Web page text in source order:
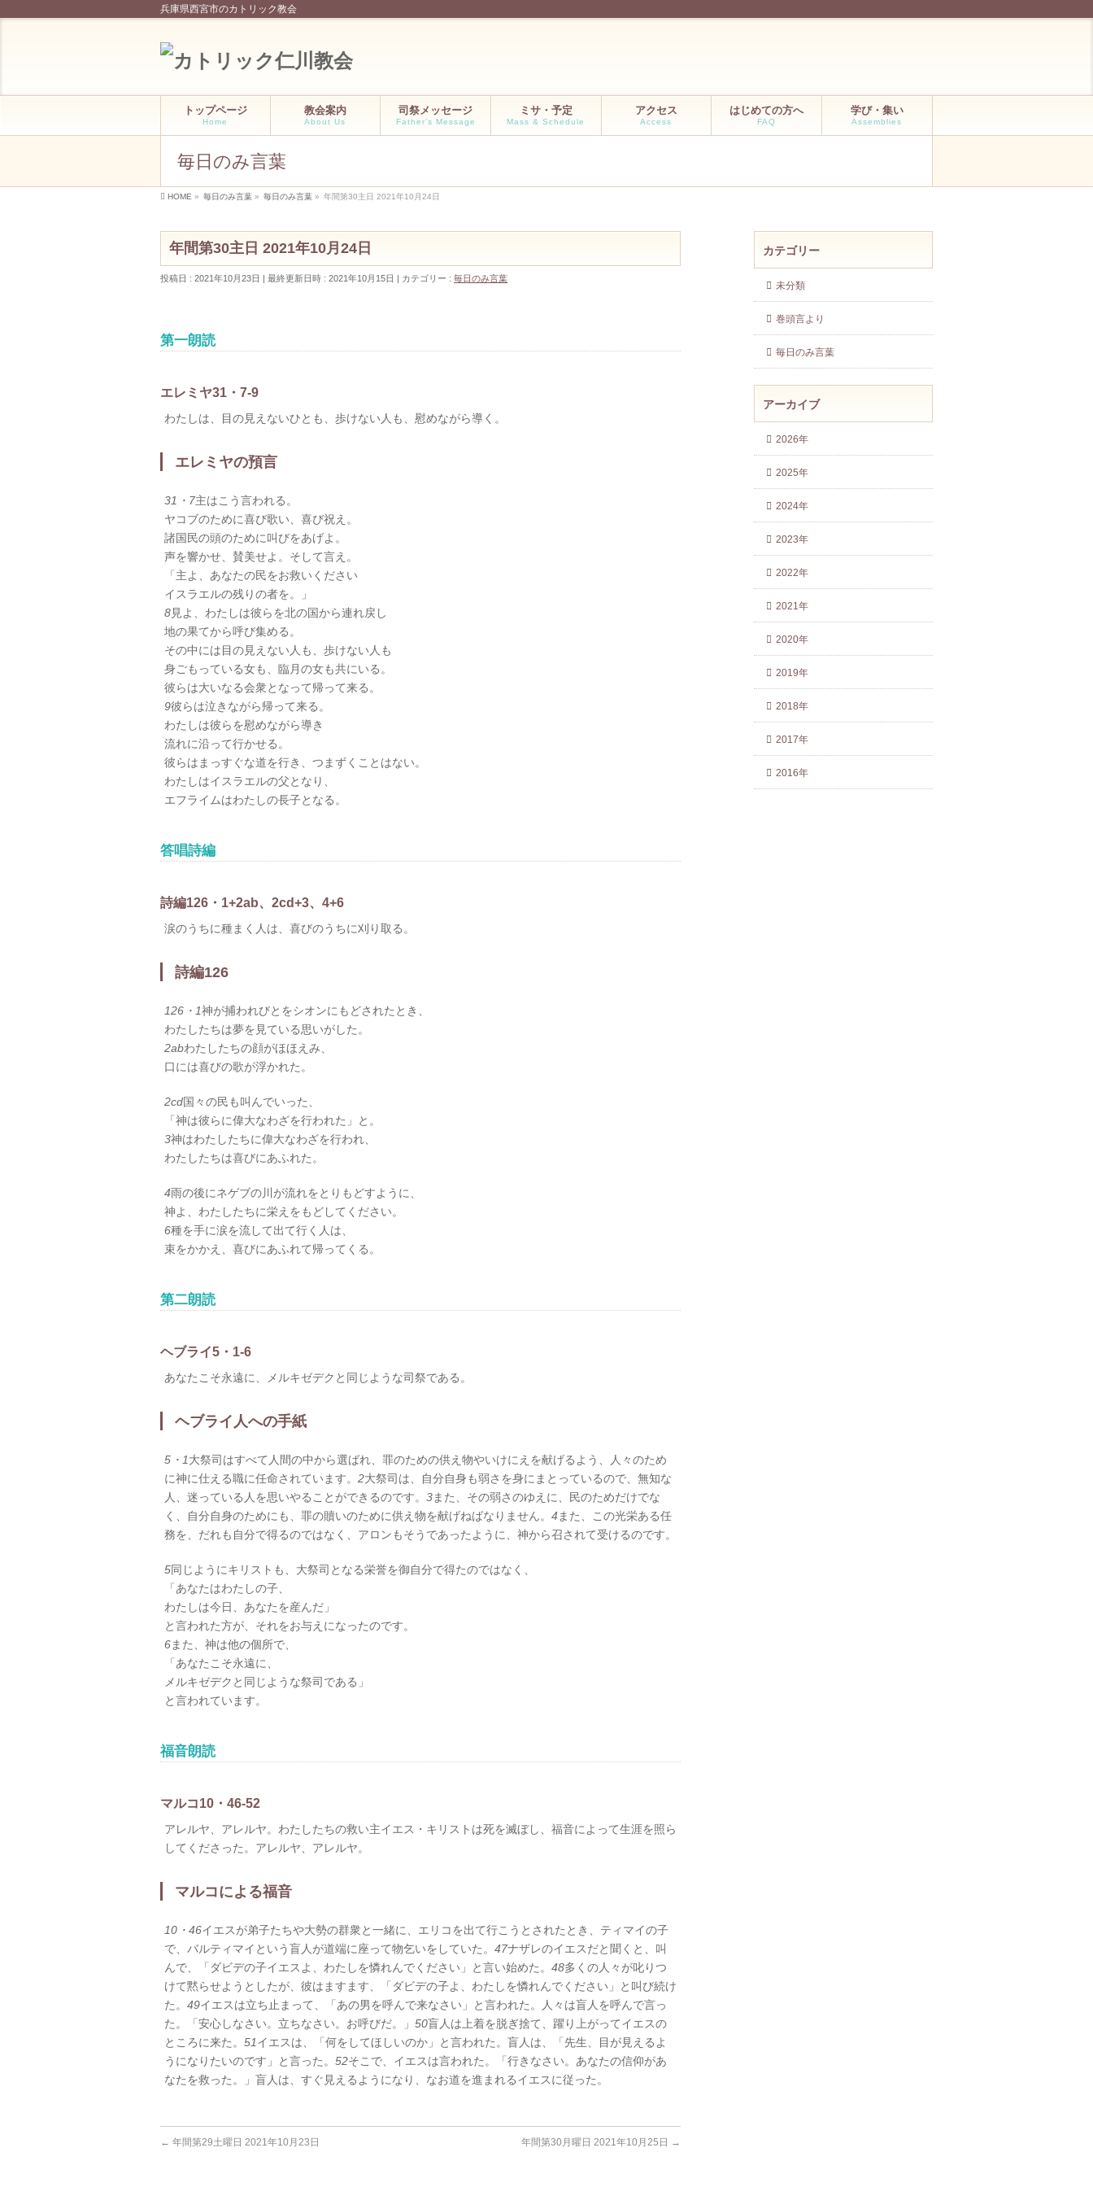
兵庫県西宮市のカトリック教会
トップページ
Home
教会案内
About Us
司祭メッセージ
Father’s Message
ミサ・予定
Mass & Schedule
アクセス
Access
はじめての方へ
FAQ
学び・集い
Assemblies
毎日のみ言葉
HOME » 毎日のみ言葉 » 毎日のみ言葉 » 年間第30主日 2021年10月24日
年間第30主日 2021年10月24日
投稿日 : 2021年10月23日 最終更新日時 : 2021年10月15日 カテゴリー : 毎日のみ言葉
第一朗読
エレミヤ31・7-9
わたしは、目の見えないひとも、歩けない人も、慰めながら導く。
エレミヤの預言
31・7主はこう言われる。
ヤコブのために喜び歌い、喜び祝え。
諸国民の頭のために叫びをあげよ。
声を響かせ、賛美せよ。そして言え。
「主よ、あなたの民をお救いください
イスラエルの残りの者を。」
8見よ、わたしは彼らを北の国から連れ戻し
地の果てから呼び集める。
その中には目の見えない人も、歩けない人も
身ごもっている女も、臨月の女も共にいる。
彼らは大いなる会衆となって帰って来る。
9彼らは泣きながら帰って来る。
わたしは彼らを慰めながら導き
流れに沿って行かせる。
彼らはまっすぐな道を行き、つまずくことはない。
わたしはイスラエルの父となり、
エフライムはわたしの長子となる。
答唱詩編
詩編126・1+2ab、2cd+3、4+6
涙のうちに種まく人は、喜びのうちに刈り取る。
詩編126
126・1神が捕われびとをシオンにもどされたとき、
わたしたちは夢を見ている思いがした。
2abわたしたちの顔がほほえみ、
口には喜びの歌が浮かれた。
2cd国々の民も叫んでいった、
「神は彼らに偉大なわざを行われた」と。
3神はわたしたちに偉大なわざを行われ、
わたしたちは喜びにあふれた。
4雨の後にネゲブの川が流れをとりもどすように、
神よ、わたしたちに栄えをもどしてください。
6種を手に涙を流して出て行く人は、
束をかかえ、喜びにあふれて帰ってくる。
第二朗読
ヘブライ5・1-6
あなたこそ永遠に、メルキゼデクと同じような司祭である。
ヘブライ人への手紙
5・1大祭司はすべて人間の中から選ばれ、罪のための供え物やいけにえを献げるよう、人々のため
に神に仕える職に任命されています。 2大祭司は、自分自身も弱さを身にまとっているので、無知な
人、迷っている人を思いやることができるのです。 3また、その弱さのゆえに、民のためだけでな
く、自分自身のためにも、罪の贖いのために供え物を献げねばなりません。 4また、この光栄ある任
務を、だれも自分で得るのではなく、アロンもそうであったように、神から召されて受けるのです。
5同じようにキリストも、大祭司となる栄誉を御自分で得たのではなく、
「あなたはわたしの子、
わたしは今日、あなたを産んだ」
と言われた方が、それをお与えになったのです。
6また、神は他の個所で、
「あなたこそ永遠に、
メルキゼデクと同じような祭司である」
と言われています。
福音朗読
マルコ10・46-52
アレルヤ、アレルヤ。わたしたちの救い主イエス・キリストは死を滅ぼし、福音によって生涯を照ら
してくださった。アレルヤ、アレルヤ。
マルコによる福音
10・46イエスが弟子たちや大勢の群衆と一緒に、エリコを出て行こうとされたとき、ティマイの子
で、バルティマイという盲人が道端に座って物乞いをしていた。 47ナザレのイエスだと聞くと、叫
んで、「ダビデの子イエスよ、わたしを憐れんでください」と言い始めた。 48多くの人々が叱りつ
けて黙らせようとしたが、彼はますます、「ダビデの子よ、わたしを憐れんでください」と叫び続け
た。 49イエスは立ち止まって、「あの男を呼んで来なさい」と言われた。人々は盲人を呼んで言っ
た。「安心しなさい。立ちなさい。お呼びだ。」 50盲人は上着を脱ぎ捨て、躍り上がってイエスの
ところに来た。 51イエスは、「何をしてほしいのか」と言われた。盲人は、「先生、目が見えるよ
うになりたいのです」と言った。 52そこで、イエスは言われた。「行きなさい。あなたの信仰があ
なたを救った。」盲人は、すぐ見えるようになり、なお道を進まれるイエスに従った。
← 年間第29土曜日 2021年10月23日 年間第30月曜日 2021年10月25日 →
カテゴリー
未分類
巻頭言より
毎日のみ言葉
アーカイブ
2026年
2025年
2024年
2023年
2022年
2021年
2020年
2019年
2018年
2017年
2016年